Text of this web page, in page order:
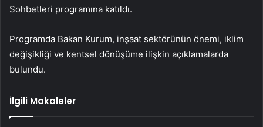
Sohbetleri programına katıldı.
Programda Bakan Kurum, inşaat sektörünün önemi, iklim
değişikliği ve kentsel dönüşüme ilişkin açıklamalarda
bulundu.
İlgili Makaleler